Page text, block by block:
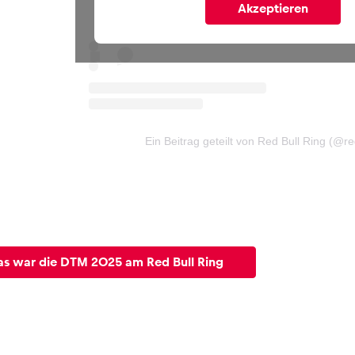
Akzeptieren
Ein Beitrag geteilt von Red Bull Ring
war die DTM 2025 am Red Bull Ring